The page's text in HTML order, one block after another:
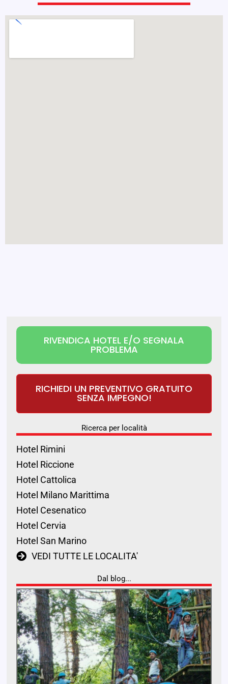
RIVENDICA HOTEL E/O SEGNALA
PROBLEMA
RICHIEDI UN PREVENTIVO GRATUITO
SENZA IMPEGNO!
Ricerca per località
Hotel Rimini
Hotel Riccione
Hotel Cattolica
Hotel Milano Marittima
Hotel Cesenatico
Hotel Cervia
Hotel San Marino
VEDI TUTTE LE LOCALITA'
Dal blog...